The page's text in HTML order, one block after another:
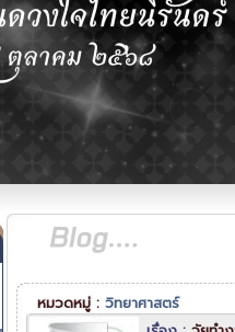
หมวดหมู่ : วิทยาศาสตร์